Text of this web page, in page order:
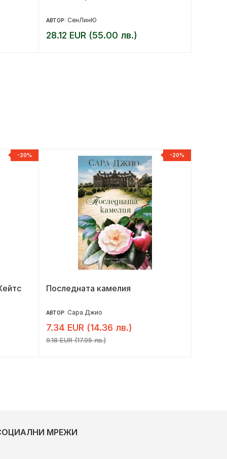
АВТОР: СенЛинЮ
28.12 EUR (55.00 лв.)
-20% -20%
Последната камелия
АВТОР: Сара Джио
7.34 EUR (14.36 лв.)
9.18 EUR (17.95 лв.)
МРЕЖИ